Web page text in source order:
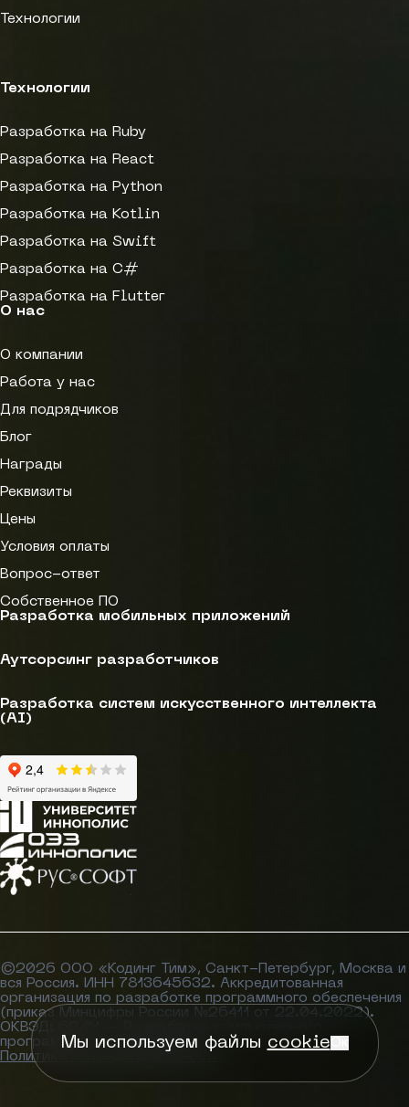
Технологии
Технологии
Разработка на Ruby
Разработка на React
Разработка на Python
Разработка на Kotlin
Разработка на Swift
Разработка на C#
Разработка на Flutter
О нас
О компании
Работа у нас
Для подрядчиков
Блог
Награды
Реквизиты
Цены
Условия оплаты
Вопрос-ответ
Собственное ПО
Разработка мобильных приложений
Аутсорсинг разработчиков
Разработка систем искусственного интеллекта
(AI)
©2026 ООО «Кодинг Тим», Санкт-Петербург, Москва и
вся Россия. ИНН 7813645632. Аккредитованная
организация по разработке программного обеспечения
(приказ Минцифры России №26411 от 22.04.2022).
ОКВЭД: 62.01 — Разработка компьютерного
программного обеспечения.
Политика конфиденциальности
Мы используем файлы cookie